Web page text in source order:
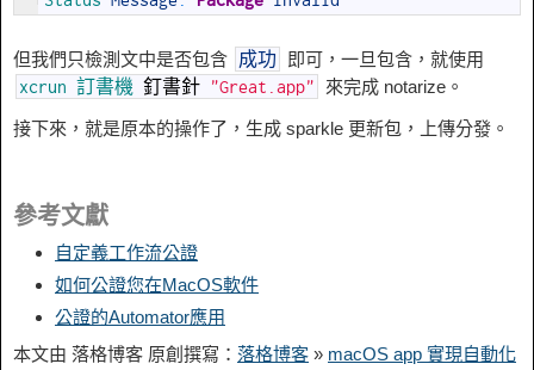
但我們只檢測文中是否包含 成功 即可，一旦包含，就使用
xcrun 訂書機 釘書針 "Great.app" 來完成 notarize。
接下來，就是原本的操作了，生成 sparkle 更新包，上傳分發。
參考文獻
自定義工作流公證
如何公證您在MacOS軟件
公證的Automator應用
本文由 落格博客 原創撰寫： 落格博客 » macOS app 實現自動化